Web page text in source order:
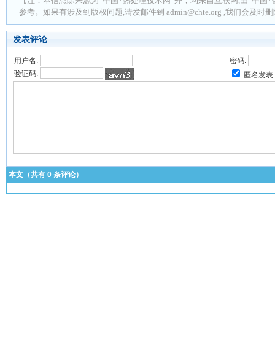
参考。如果有涉及到版权问题,请发邮件到 admin@chte.org ,我们会及时
发表评论
用户名:
密码:
验证码:
匿名发表
本文（共有 0 条评论）